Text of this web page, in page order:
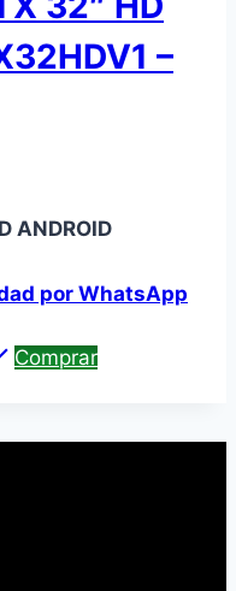
–
ANDROID
por WhatsApp
Comprar